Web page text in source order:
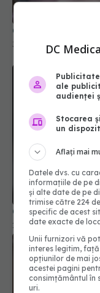
Otrava pe care
12 oct 2025, 12:29
DC
ale
audienței
Stocarea
un
Aflați mai
Datele dvs. cu
informațiile de pe
și alte date de pe
trimise către 224
specific de acest
date exacte de
Unii furnizori vă
interes legitim,
opțiunilor de mai
acestei pagini
consimțământul în
uri.